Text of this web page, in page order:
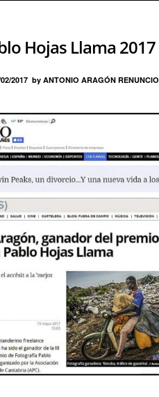
Hojas Llama 2017
2017 by ANTONIO ARAGÓN RENUNCIO